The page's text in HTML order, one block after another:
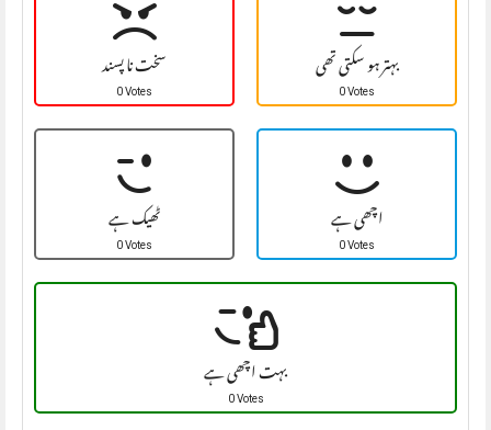
سخت نا پسند
0 Votes بہتر ہو سکتی تھی
0 Votes
ٹھیک ہے
0 Votes اچھی ہے
0 Votes
بہت اچھی ہے
0 Votes